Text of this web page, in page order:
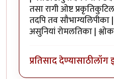
तसा रागी ओष्ट
तदपि तव सौभाग्यलिपीका
असुनियां रोमलतिका |
प्रतिसाद देण्यासाठीलॉग